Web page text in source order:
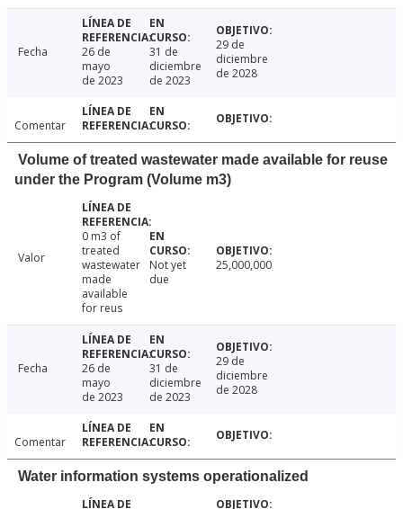
Fecha
26 de
mayo
de 2023
31 de
diciembre
de 2023
29 de
diciembre
de 2028
Comentar
Volume of treated wastewater made available for reuse
under the Program (Volume m3)
Valor
0 m3 of
treated
wastewater
made
available
for reus
Not yet
due
25,000,000
Fecha
26 de
mayo
de 2023
31 de
diciembre
de 2023
29 de
diciembre
de 2028
Comentar
Water information systems operationalized